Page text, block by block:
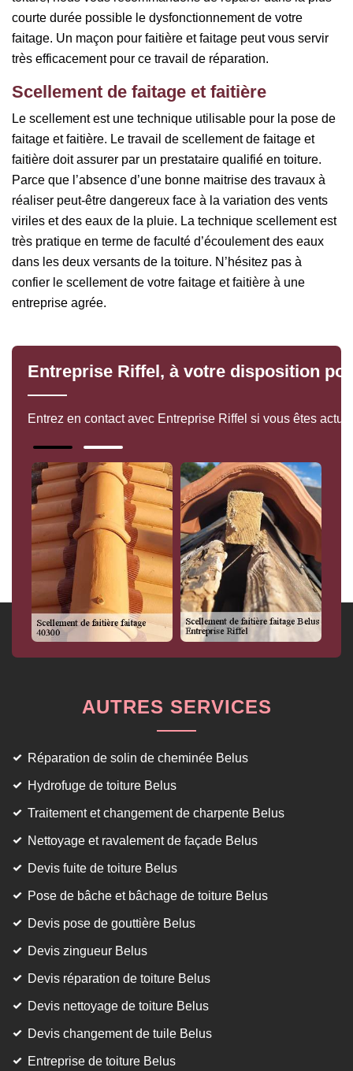
courte durée possible le dysfonctionnement de votre
faitage. Un maçon pour faitière et faitage peut vous servir
très efficacement pour ce travail de réparation.
Scellement de faitage et faitière
Le scellement est une technique utilisable pour la pose de
faitage et faitière. Le travail de scellement de faitage et
faitière doit assurer par un prestataire qualifié en toiture.
Parce que l’absence d’une bonne maitrise des travaux à
réaliser peut-être dangereux face à la variation des vents
viriles et des eaux de la pluie. La technique scellement est
très pratique en terme de faculté d’écoulement des eaux
dans les deux versants de la toiture. N’hésitez pas à
confier le scellement de votre faitage et faitière à une
entreprise agrée.
Entreprise Riffel, à votre disposition
Entrez en contact avec Entreprise Riffel si vous êtes
AUTRES SERVICES
Réparation de solin de cheminée Belus
Hydrofuge de toiture Belus
Traitement et changement de charpente Belus
Nettoyage et ravalement de façade Belus
Devis fuite de toiture Belus
Pose de bâche et bâchage de toiture Belus
Devis pose de gouttière Belus
Devis zingueur Belus
Devis réparation de toiture Belus
Devis nettoyage de toiture Belus
Devis changement de tuile Belus
Entreprise de toiture Belus